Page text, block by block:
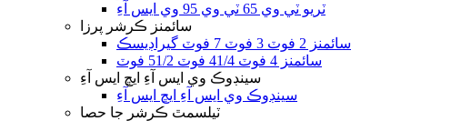
ٽريو ٽي وي 65 ٽي وي 95 وي ايس آءِ
سائمنز ڪرشر پرزا
سائمنز 2 فوٽ 3 فوٽ 7 فوٽ گيراڊيسڪ
سائمنز 4 فوٽ 41/4 فوٽ 51/2 فوٽ
سينڊوڪ وي ايس آءِ ايڇ ايس آءِ
سينڊوڪ وي ايس آءِ ايڇ ايس آءِ
ٽيلسمٿ ڪرشر جا حصا